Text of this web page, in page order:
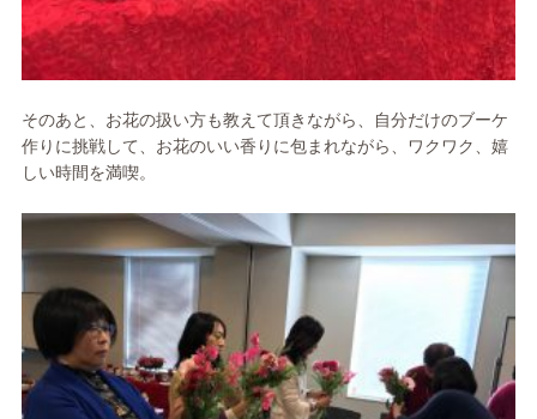
そのあと、お花の扱い方も教えて頂きながら、自分だけのブーケ
作りに挑戦して、お花のいい香りに包まれながら、ワクワク、嬉
しい時間を満喫。